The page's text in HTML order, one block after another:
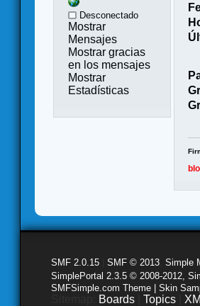
Desconectado
Mostrar
Mensajes
Mostrar gracias
en los mensajes
Mostrar
Estadísticas
SMF 2.0.15 SMF © 2013 Simple
SimplePortal 2.3.5 © 2008-2012,
SMFSimple.com Theme | Skin
Boards Topics